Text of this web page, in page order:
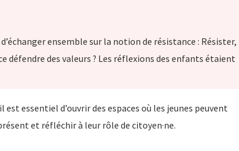
ensemble sur la notion de résistance : Résister,
défendre des valeurs ? Les réflexions des enfants étaient
essentiel d’ouvrir des espaces où les jeunes peuvent
et réfléchir à leur rôle de citoyen·ne.